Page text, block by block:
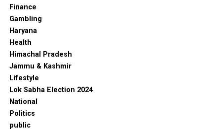
Finance
Gambling
Haryana
Health
Himachal Pradesh
Jammu & Kashmir
Lifestyle
Lok Sabha Election 2024
National
Politics
public